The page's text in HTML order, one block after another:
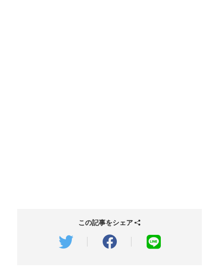
この記事をシェア